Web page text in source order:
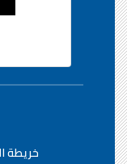
خريطة